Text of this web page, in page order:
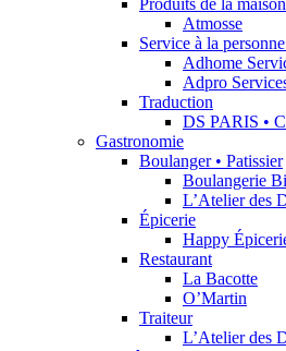
Produits de la maison
Atmosse
Service à la
Adhome
Adpro
Traduction
DS PARIS •
Gastronomie
Boulanger • Patissier
Boulangerie
L’Atelier des
Épicerie
Happy
Restaurant
La Bacotte
O’Martin
Traiteur
L’Atelier des